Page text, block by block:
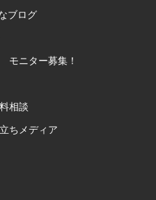
ブログ
モニター募集！
相談
ちメディア